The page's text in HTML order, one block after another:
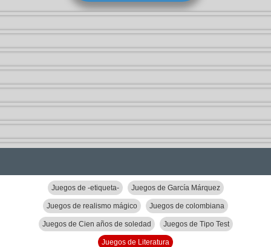
Juegos de -etiqueta- Juegos de García Márquez
Juegos de realismo mágico Juegos de colombiana
Juegos de Cien años de soledad Juegos de Tipo Test
Juegos de Literatura